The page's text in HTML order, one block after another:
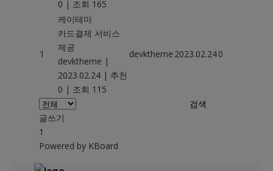
0 | 조회 165
1
케이테마
카드결제 서비스
제공
devktheme |
2023.02.24 | 추천
0 | 조회 115
devktheme 2023.02.240
검색
글쓰기
1
Powered by KBoard